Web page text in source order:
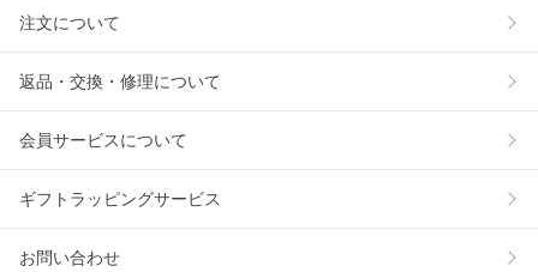
注文について
返品・交換・修理について
会員サービスについて
ギフトラッピングサービス
お問い合わせ